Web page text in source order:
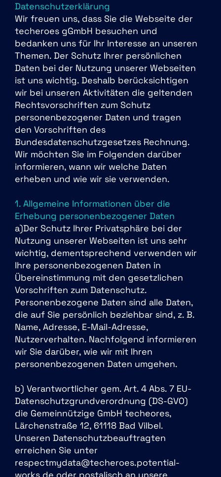
Datenschutzerklärung
Wir freuen uns, dass Sie die Webseite der
techeroes gGmbH besuchen und
bedanken uns für Ihr Interesse an unseren
Themen. Der Schutz Ihrer persönlichen
Daten bei der Nutzung unserer Webseiten
ist uns wichtig. Deshalb berücksichtigen
wir bei unseren Aktivitäten die geltenden
Rechtsvorschriften zum Schutz
personenbezogener Daten und tragen
den Vorschriften des
Bundesdatenschutzgesetzes Rechnung.
Wir möchten Sie im Folgenden darüber
informieren, wann wir welche Daten
erheben und wie wir sie verwenden.
1. Allgemeine Informationen über die
Erhebung personenbezogener Daten
a)Der Schutz Ihrer Privatsphäre bei der
Nutzung unserer Webseiten ist uns sehr
wichtig, dementsprechend verwenden wir
Ihre personenbezogenen Daten in
Übereinstimmung mit den gesetzlichen
Vorschriften zum Datenschutz.
Personenbezogene Daten sind alle Daten,
die auf Sie persönlich beziehbar sind, z. B.
Name, Adresse, E-Mail-Adresse,
Nutzerverhalten. Nachfolgend informieren
wir Sie darüber, wie wir mit Ihren
personenbezogenen Daten umgehen.
b) Verantwortlicher gem. Art. 4 Abs. 7 EU-
Datenschutzgrundverordnung (DS-GVO)
die Gemeinnützige GmbH techeores,
Lärchenstraße 12, 61118 Bad Vilbel.
Unseren Datenschutzbeauftragten
erreichen Sie unter
respectmydata@techeroes.potential-